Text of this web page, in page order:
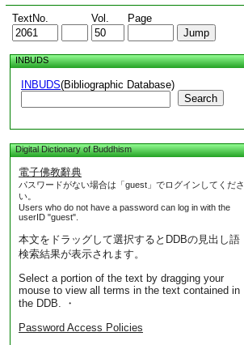
TextNo. Vol. Page
INBUDS
INBUDS(Bibliographic Database)
Search
Digital Dictionary of Buddhism
電子佛教辭典
パスワードがない場合は「guest」でログインしてくださ
い。
Users who do not have a password can log in with the
userID "guest".
本文をドラッグして選択するとDDBの見出し語
検索結果が表示されます。
Select a portion of the text by dragging your
mouse to view all terms in the text contained in
the DDB. ・
Password Access Policies